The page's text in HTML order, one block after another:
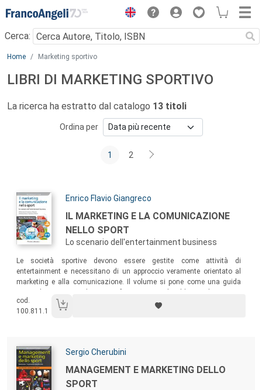
Menu
Cerca:
Main content
Home Marketing sportivo
LIBRI DI MARKETING SPORTIVO
La ricerca ha estratto dal catalogo 13 titoli
Ordina per
1 2
Autori:
Enrico Flavio Giangreco
Titolo:
IL MARKETING E LA COMUNICAZIONE
NELLO SPORT
Lo scenario dell'entertainment business
Le società sportive devono essere gestite come attività di
entertainment e necessitano di un approccio veramente orientato al
marketing e alla comunicazione. Il volume si pone come una guida
anche per tutti gli appassionati.
cod.
100.811.1
Autori:
Sergio Cherubini
Titolo:
MANAGEMENT E MARKETING DELLO
SPORT